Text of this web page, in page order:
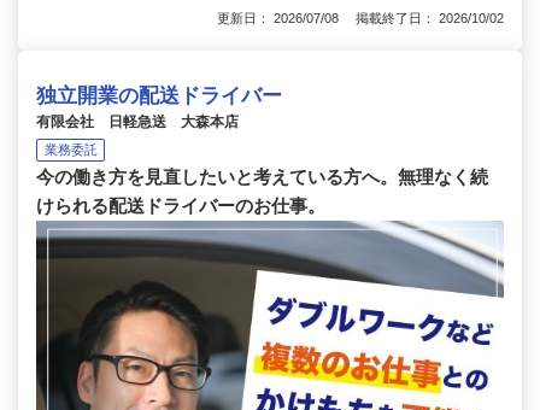
更新日： 2026/07/08 掲載終了日： 2026/10/02
独立開業の配送ドライバー
有限会社 日軽急送 大森本店
業務委託
今の働き方を見直したいと考えている方へ。無理なく続
けられる配送ドライバーのお仕事。